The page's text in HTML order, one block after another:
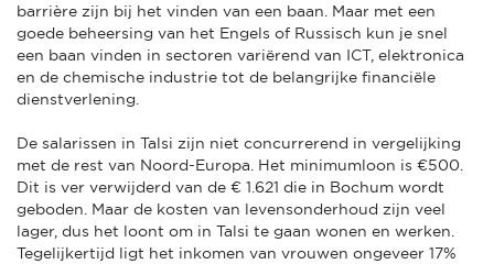
barrière zijn bij het vinden van een baan. Maar met een
goede beheersing van het Engels of Russisch kun je snel
een baan vinden in sectoren variërend van ICT, elektronica
en de chemische industrie tot de belangrijke financiële
dienstverlening.
De salarissen in Talsi zijn niet concurrerend in vergelijking
met de rest van Noord-Europa. Het minimumloon is €500.
Dit is ver verwijderd van de € 1.621 die in Bochum wordt
geboden. Maar de kosten van levensonderhoud zijn veel
lager, dus het loont om in Talsi te gaan wonen en werken.
Tegelijkertijd ligt het inkomen van vrouwen ongeveer 17%